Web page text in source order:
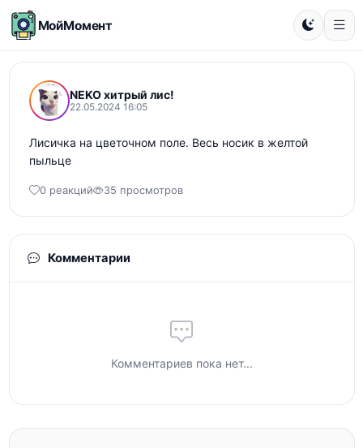
МойМомент
NEKO хитрый лис!
22.05.2024 16:05
Лисичка на цветочном поле. Весь носик в желтой
пыльце
0 реакций 35 просмотров
Комментарии
Комментариев пока нет...